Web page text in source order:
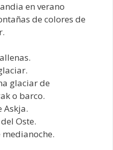
en verano
de colores de
glaciar de
o barco.
Askja.
Oste.